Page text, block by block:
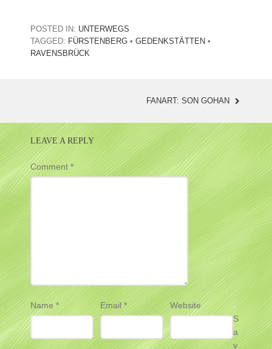
POSTED IN: UNTERWEGS
TAGGED: FÜRSTENBERG • GEDENKSTÄTTEN •
RAVENSBRÜCK
NAVIGATION
FANART: SON GOHAN
LEAVE A REPLY
Comment *
Name* Email *
Website
S
a
v